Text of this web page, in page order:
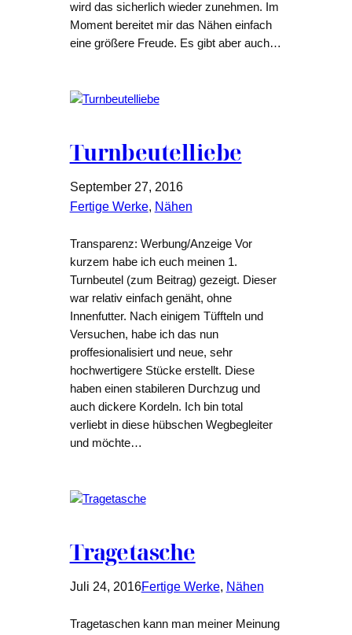
wird das sicherlich wieder zunehmen. Im
Moment bereitet mir das Nähen einfach
eine größere Freude. Es gibt aber auch…
Turnbeutelliebe
September 27, 2016
Fertige Werke, Nähen
Transparenz: Werbung/Anzeige Vor
kurzem habe ich euch meinen 1.
Turnbeutel (zum Beitrag) gezeigt. Dieser
war relativ einfach genäht, ohne
Innenfutter. Nach einigem Tüffteln und
Versuchen, habe ich das nun
proffesionalisiert und neue, sehr
hochwertigere Stücke erstellt. Diese
haben einen stabileren Durchzug und
auch dickere Kordeln. Ich bin total
verliebt in diese hübschen Wegbegleiter
und möchte…
Tragetasche
Juli 24, 2016Fertige Werke, Nähen
Tragetaschen kann man meiner Meinung